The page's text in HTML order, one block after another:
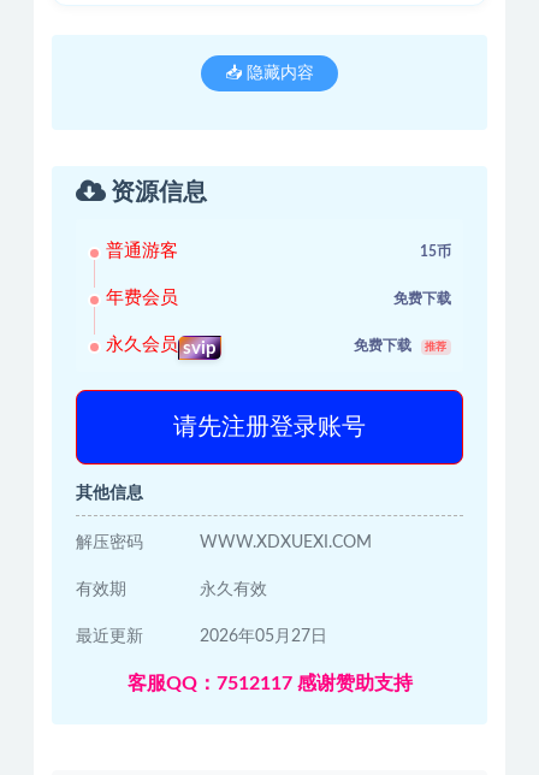
📥 隐藏内容
资源信息
普通游客 15币
年费会员 免费下载
永久会员 svip 免费下载 推荐
请先注册登录账号
其他信息
解压密码 WWW.XDXUEXI.COM
有效期 永久有效
最近更新 2026年05月27日
客服QQ：7512117 感谢赞助支持